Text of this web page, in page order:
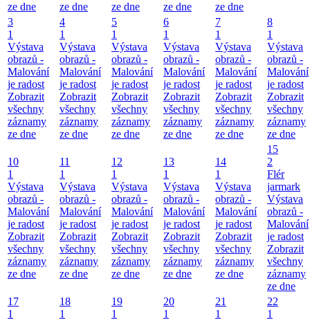
ze dne
ze dne
ze dne
ze dne
ze dne
3
1
Výstava
obrazů -
Malování
je radost
Zobrazit
všechny
záznamy
ze dne
4
1
Výstava
obrazů -
Malování
je radost
Zobrazit
všechny
záznamy
ze dne
5
1
Výstava
obrazů -
Malování
je radost
Zobrazit
všechny
záznamy
ze dne
6
1
Výstava
obrazů -
Malování
je radost
Zobrazit
všechny
záznamy
ze dne
7
1
Výstava
obrazů -
Malování
je radost
Zobrazit
všechny
záznamy
ze dne
8
1
Výstava
obrazů -
Malování
je radost
Zobrazit
všechny
záznamy
ze dne
10
1
Výstava
obrazů -
Malování
je radost
Zobrazit
všechny
záznamy
ze dne
11
1
Výstava
obrazů -
Malování
je radost
Zobrazit
všechny
záznamy
ze dne
12
1
Výstava
obrazů -
Malování
je radost
Zobrazit
všechny
záznamy
ze dne
13
1
Výstava
obrazů -
Malování
je radost
Zobrazit
všechny
záznamy
ze dne
14
1
Výstava
obrazů -
Malování
je radost
Zobrazit
všechny
záznamy
ze dne
15
2
Flér
jarmark
Výstava
obrazů -
Malování
je radost
Zobrazit
všechny
záznamy
ze dne
17
1
18
1
19
1
20
1
21
1
22
1